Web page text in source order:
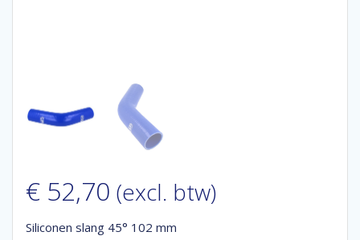
€ 52,70 (excl. btw)
Siliconen slang 45° 102 mm